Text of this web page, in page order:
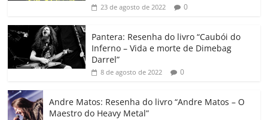
o
o
k
p
Cl
a
ss
ro
o
k h
ar
23 de agosto de 2022 0
Pantera: Resenha do livro “Caubói do
Inferno – Vida e morte de Dimebag
Darrel”
8 de agosto de 2022 0
Andre Matos: Resenha do livro “Andre Matos – O
Maestro do Heavy Metal”